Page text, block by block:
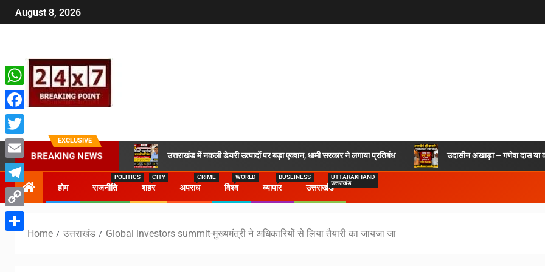
August 8, 2026
EXCLUSIVE
BREAKING NEWS उत्तराखंड में नकली डेयरी उत्पादों पर बड़ा एक्शन, धामी सरकार ने लगाया प्रतिबंध उदासीन अखाड़ा – गणेश दास या
होम राजनीति
POLITICS
शहर
CITY
अपराध
CRIME
विश्व
WORLD
व्यापार
BUSEINESS
उत्तराखंड
UTTARAKHAND
उत्तराखंड
Home उत्तराखंड Global investors summit-मुख्यमंत्री ने अधिकारियों से लिया तैयारी का जायजा जा
WhatsApp
Facebook
Twitter
Email
Telegram
Copy
Share